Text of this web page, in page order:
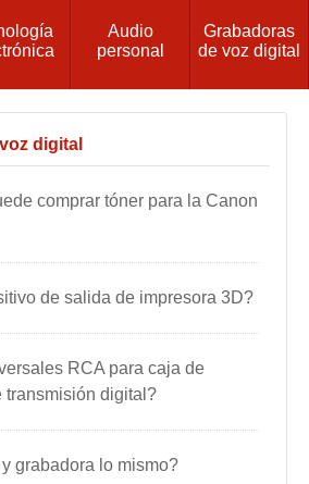
Audio
personal
Grabadoras
de voz digital
digital
comprar tóner para la Canon
de salida de impresora 3D?
RCA para caja de
transmisión digital?
grabadora lo mismo?